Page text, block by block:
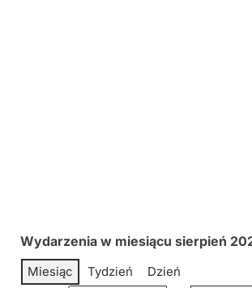
Wydarzenia w miesiącu sierpień
Miesiąc Tydzień Dzień